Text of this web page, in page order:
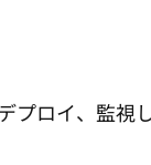
プロイ、監視